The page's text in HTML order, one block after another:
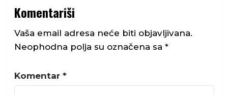
Komentariši
Vaša email adresa neće biti objavljivana.
Neophodna polja su označena sa *
Komentar *